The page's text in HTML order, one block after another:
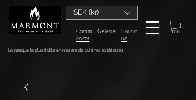
Galerie
Boutiq
ue
Comm
encer
La marque la plus fiable en matière de cuisines extérieures
SEK (kr)